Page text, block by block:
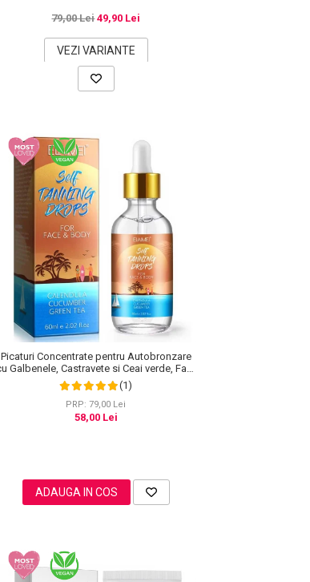
79,00 Lei 49,90 Lei
VEZI VARIANTE
Picaturi Concentrate pentru Autobronzare
Galbenele, Castravete si Ceai verde, Fata
si Corp, Elaimei, 60 ml
(1)
PRP: 79,00 Lei
58,00 Lei
ADAUGA IN COS